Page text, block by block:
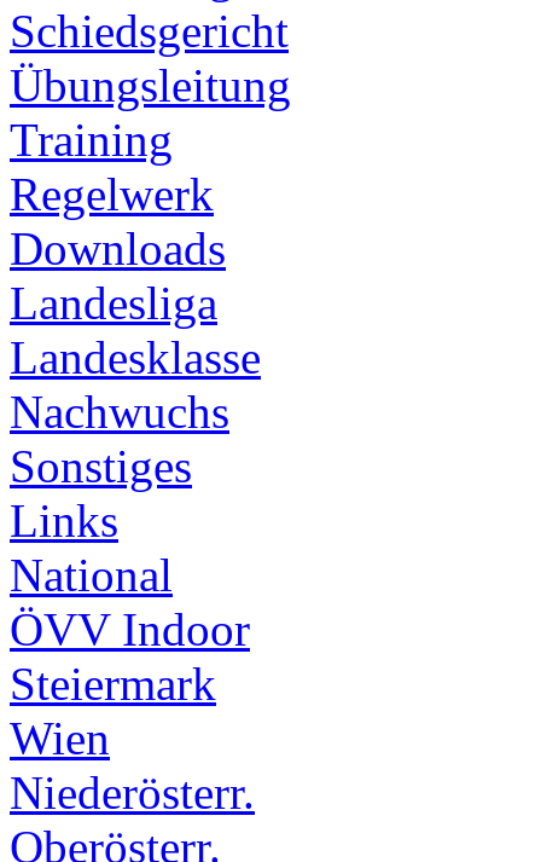
Schiedsgericht
Übungsleitung
Training
Regelwerk
Downloads
Landesliga
Landesklasse
Nachwuchs
Sonstiges
Links
National
ÖVV Indoor
Steiermark
Wien
Niederösterr.
Oberösterr.